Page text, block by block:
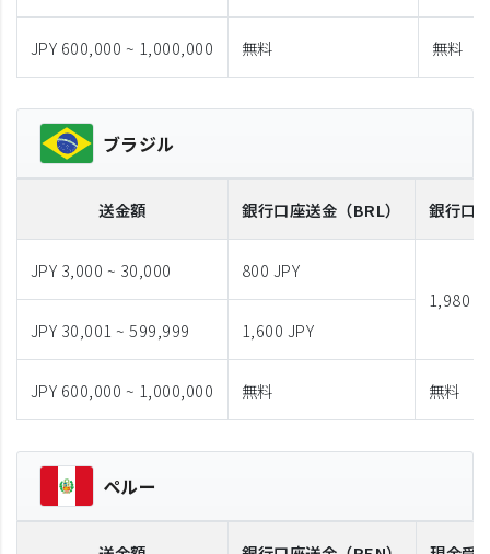
JPY 600,000 ~ 1,000,000 無料 無料
ブラジル
送金額 銀行口座送金 （BRL） 銀行口
JPY 3,000 ~ 30,000
800 JPY
1,980
JPY 30,001 ~ 599,999
1,600 JPY
JPY 600,000 ~ 1,000,000 無料 無料
ペルー